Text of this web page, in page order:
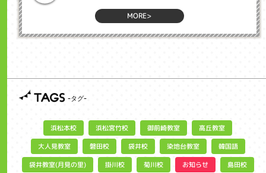
MORE>
TAGS
浜松本校 浜松宮竹校 御前崎教室 高丘教室
大人見教室 磐田校 袋井校 染地台教室 韓国語
袋井教室(月見の里) 掛川校 菊川校 お知らせ 島田校